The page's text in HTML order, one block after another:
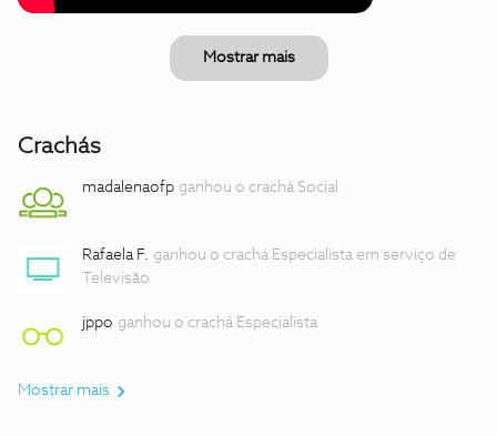
Mostrar mais
Crachás
madalenaofp ganhou o crachá Social
Rafaela F. ganhou o crachá Especialista em serviço de
Televisão
jppo ganhou o crachá Especialista
Mostrar mais